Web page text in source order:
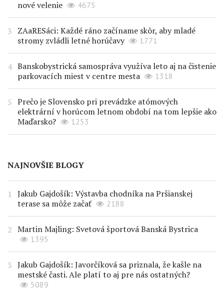
nové velenie
4675
ZAaRESáci: Každé ráno začíname skôr, aby mladé
stromy zvládli letné horúčavy
1771
Banskobystrická samospráva využíva leto aj na čistenie
parkovacích miest v centre mesta
1318
Prečo je Slovensko pri prevádzke atómových
elektrární v horúcom letnom období na tom lepšie ako
Maďarsko?
1253
NAJNOVŠIE BLOGY
Jakub Gajdošík: Výstavba chodníka na Pršianskej
terase sa môže začať
2188
Martin Majling: Svetová športová Banská Bystrica
1395
Jakub Gajdošík: Javorčíková sa priznala, že kašle na
mestské časti. Ale platí to aj pre nás ostatných?
5089